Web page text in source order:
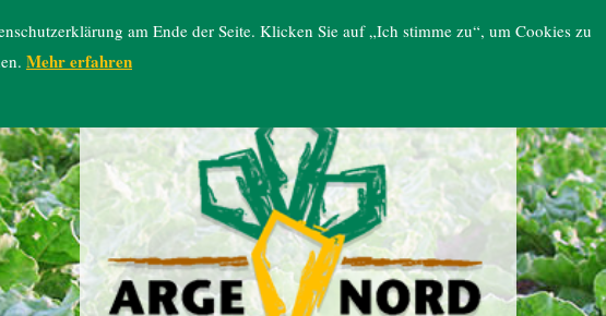
am Ende der Seite. Klicken Sie auf „Ich stimme zu“, um Cookies zu
Mehr erfahren